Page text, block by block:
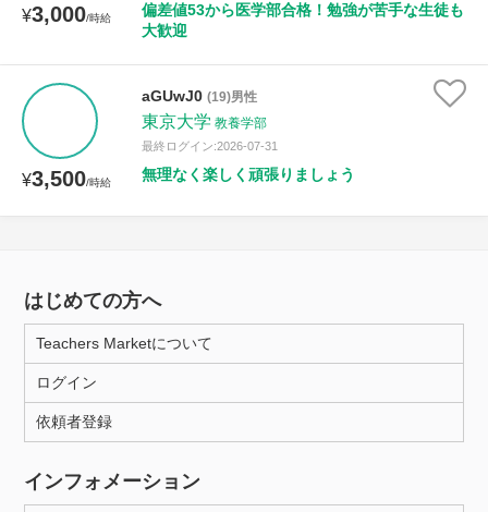
¥3,000/時給
偏差値53から医学部合格！勉強が苦手な生徒も
大歓迎
¥3,500/時給
aGUwJ0 (19)男性
東京大学 教養学部
最終ログイン:2026-07-31
無理なく楽しく頑張りましょう
はじめての方へ
Teachers Marketについて
ログイン
依頼者登録
インフォメーション